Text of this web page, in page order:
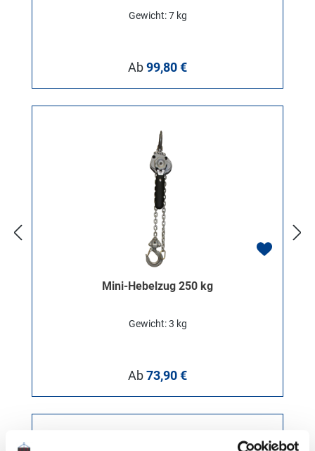
Gewicht: 7 kg
Regulärer Preis:
Ab99,80 €
Mini-Hebelzug 250 kg
Gewicht: 3 kg
Regulärer Preis:
Ab73,90 €